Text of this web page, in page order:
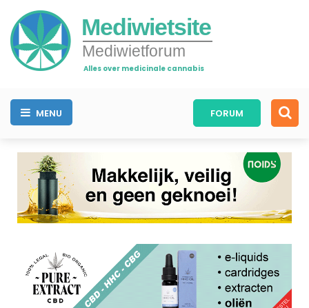
Mediwietsite
Mediwietforum
Alles over medicinale cannabis
MENU FORUM